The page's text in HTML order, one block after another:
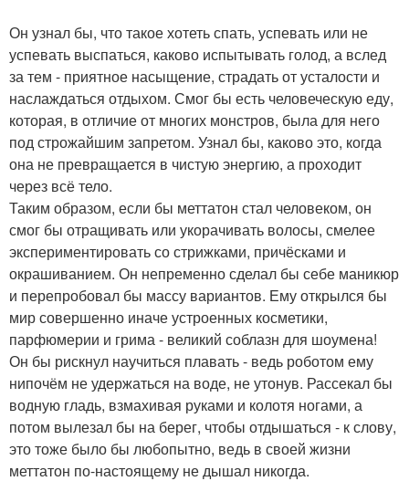
Он узнал бы, что такое хотеть спать, успевать или не
успевать выспаться, каково испытывать голод, а вслед
за тем - приятное насыщение, страдать от усталости и
наслаждаться отдыхом. Смог бы есть человеческую еду,
которая, в отличие от многих монстров, была для него
под строжайшим запретом. Узнал бы, каково это, когда
она не превращается в чистую энергию, а проходит
через всё тело.
Таким образом, если бы меттатон стал человеком, он
смог бы отращивать или укорачивать волосы, смелее
экспериментировать со стрижками, причёсками и
окрашиванием. Он непременно сделал бы себе маникюр
и перепробовал бы массу вариантов. Ему открылся бы
мир совершенно иначе устроенных косметики,
парфюмерии и грима - великий соблазн для шоумена!
Он бы рискнул научиться плавать - ведь роботом ему
нипочём не удержаться на воде, не утонув. Рассекал бы
водную гладь, взмахивая руками и колотя ногами, а
потом вылезал бы на берег, чтобы отдышаться - к слову,
это тоже было бы любопытно, ведь в своей жизни
меттатон по-настоящему не дышал никогда.